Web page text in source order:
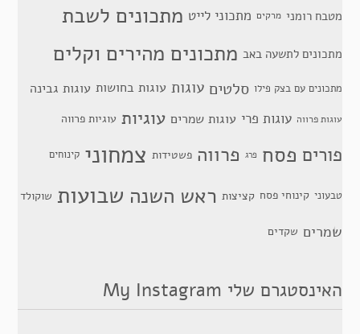
מטבח רומני מרקים מתכוני לייט מתכונים לשבת
מתכונים לתשעה באב מתכונים מהירים וקלים
מתכונים עם בצק פילו סלטים עוגות עוגות בחושות עוגות גבינה
עוגות פרווה עוגות פרי עוגות שמרים עוגיות עוגיות פרווה
פורים פסח פרג פרווה פשטידות צמחוני קינוחים
טבעוני קינוחי פסח קציצות ראש השנה שבועות שוקולד
שמרים שקדים
האינסטגרם שלי My Instagram